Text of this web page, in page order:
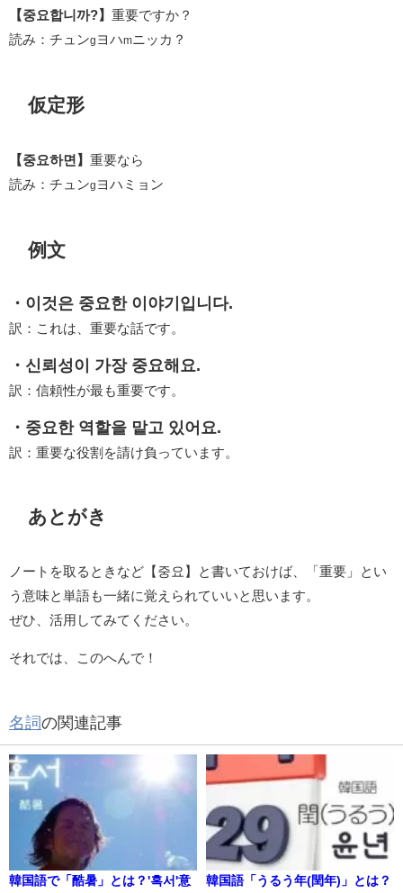
【중요합니까?】 重要ですか？
読み：チュンg ヨハmニッカ？
仮定形
【중요하면】 重要なら
読み：チュンg ヨハミョン
例文
・이것은 중요한 이야기입니다.
訳：これは、重要な話です。
・신뢰성이 가장 중요해요.
訳：信頼性が最も重要です。
・중요한 역할을 맡고 있어요.
訳：重要な役割を請け負っています。
あとがき
ノートを取るときなど【중요】と書いておけば、「重要」とい
う意味と単語も一緒に覚えられていいと思います。
ぜひ、活用してみてください。
それでは、このへんで！
名詞の関連記事
韓国語で「酷暑」とは？'혹서'意
韓国語「うるう年(閏年)」とは？